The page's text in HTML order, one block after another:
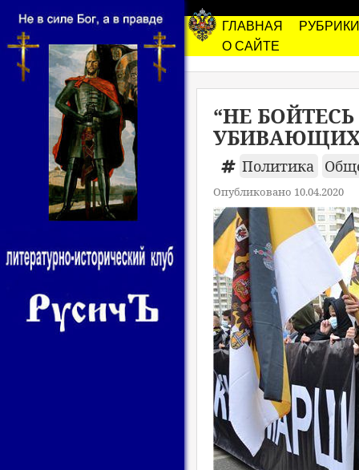
ГЛАВНАЯ
РУБРИКИ
О САЙТЕ
“НЕ
Политика
Опубликовано 10.04.2020